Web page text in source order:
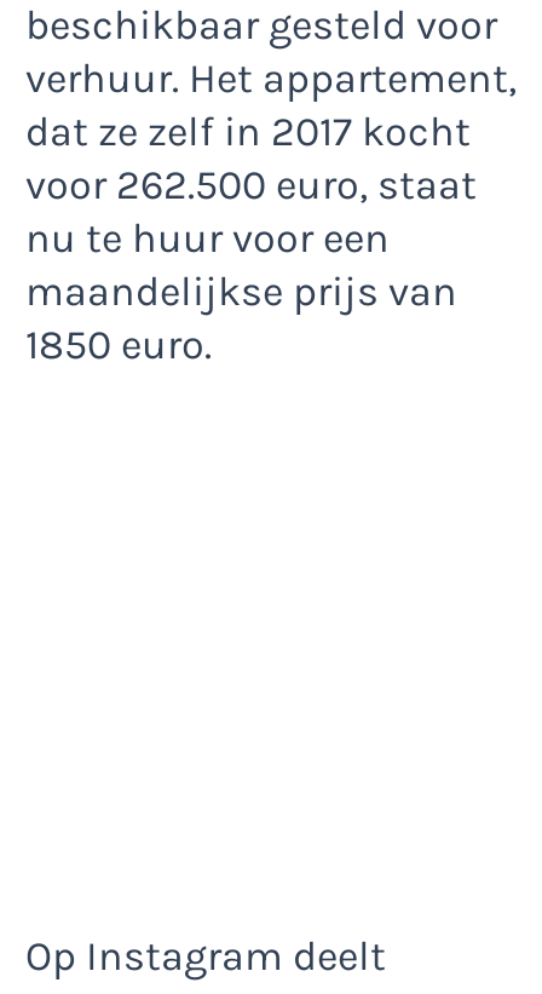
beschikbaar gesteld voor
verhuur. Het appartement,
dat ze zelf in 2017 kocht
voor 262.500 euro, staat
nu te huur voor een
maandelijkse prijs van
1850 euro.
Op Instagram deelt